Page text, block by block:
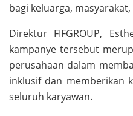
bagi keluarga,
Direktur FIFGROUP,
kampanye tersebut
perusahaan dalam
inklusif dan memberikan
seluruh karyawan.